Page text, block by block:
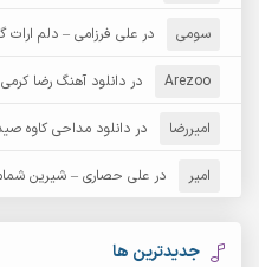
آرش عثمان
آرش مبهم
آرش مهرابی
آرشام
آرکاداش
سومی در علی فرزامی – دلم ارات
Arezoo در دانلود آهنگ رضا کرمی
امیررضا در دانلود مداحی کاوه
امیر در علی حصاری – شیرین
جدیدترین ها